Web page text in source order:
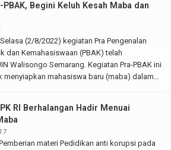
Djarum Beasiswa Plus, Bidikmisi KIP,
PBAK, Begini Keluh Kesah Maba dan
(2/8/2022) kegiatan Pra Pengenalan
dan Kemahasiswaan (PBAK) telah
Walisongo Semarang. Kegiatan Pra-PBAK ini
menyiapkan mahasiswa baru (maba) dalam
orasi, ekspo UKM & UKK, adu yel-yel
RI Berhalangan Hadir Menuai
materi Pedidikan anti korupsi pada